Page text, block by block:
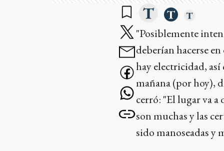
"Posiblemente
deberían hacerse
hay electricidad,
mañana (por hoy),
cerró: "El lugar va a
son muchas y las
sido manoseadas